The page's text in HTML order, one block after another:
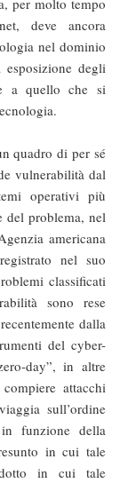
per molto tempo
deve ancora
nel dominio
degli
a quello che si
quadro di per sé
vulnerabilità dal
operativi più
del problema, nel
americana
nel suo
classificati
sono rese
dalla
del cyber-
day”, in altre
attacchi
sull’ordine
funzione della
in cui tale
in cui tale